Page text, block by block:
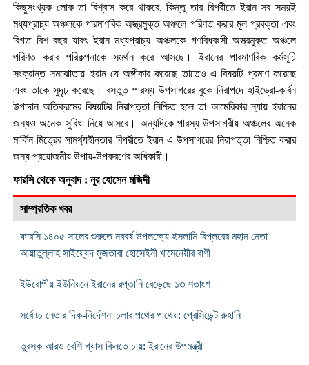
কিছুসংখ্যক লোক তা বিশ্বাস করে থাকবে, কিন্তু তার বিপরীতে ইরান সব সময়ই
মধ্যপ্রাচ্য অঞ্চলকে পারমাণবিক অস্ত্রমুক্ত অঞ্চলে পরিণত করার মূল প্রবক্তা এবং
বিগত বিশ বছর যাবৎ ইরান মধ্যপ্রাচ্য অঞ্চলকে গণবিধ্বংসী অস্ত্রমুক্ত অঞ্চলে
পরিণত করার পরিকল্পনাকে সমর্থন করে আসছে। ইরানের পারমাণবিক কর্মসূচি
সংক্রান্ত সমঝোতায় ইরান যে অঙ্গীকার করেছে তাতেও এ বিষয়টি প্রমাণ করেছে
এবং তাকে সুদৃঢ় করেছে। বস্তুত পারস্য উপসাগরের বুকে নিরাপদে হাইড্রো-কার্বন
উপাদান অতিক্রমের বিষয়টির নিরাপত্তা নিশ্চিত হলে তা আমেরিকার ন্যায় ইরানের
জন্যও অনেক সুবিধা নিয়ে আসবে। অন্যদিকে পারস্য উপসাগরীয় অঞ্চলের অনেক
মার্কিন মিত্রের সামর্থ্যহীনতার বিপরীতে ইরান এ উপসাগরের নিরাপত্তা নিশ্চিত করার
জন্য প্রয়োজনীয় উপায়-উপকরণের অধিকারী।
ফারসি থেকে অনুবাদ : নূর হোসেন মজিদী
সাম্প্রতিক খবর
ফারসি ১৪০৫ সালের শুরুতে নববর্ষ উপলক্ষ্যে ইসলামি বিপ্লবের মহান নেতা
আয়াতুল্লাহ সাইয়্যেদ মুজতাবা হোসেইনী খামেনেয়ীর বাণী
ইউরোপীয় ইউনিয়নে ইরানের রপ্তানি বেড়েছে ১৩ শতাংশ
সর্বোচ্চ নেতার দিক-নির্দেশনা চলার পথের পাথেয়: প্রেসিডেন্ট রুহানি
তুরস্ক আরও বেশি গ্যাস কিনতে চায়: ইরানের উপমন্ত্রী